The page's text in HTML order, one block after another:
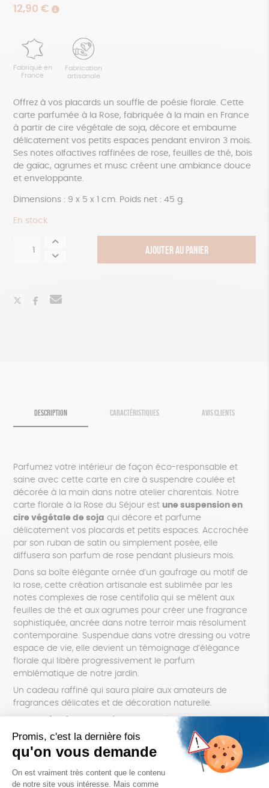
12,90 €
Fabriqué en
France
Fabrication
artisanale
Offrez à vos placards un souffle de poésie florale. Cette
carte parfumée à la Rose, fabriquée à la main en France
à partir de cire végétale de soja, décore et embaume
délicatement vos petits espaces pendant environ 3 mois.
Ses notes olfactives raffinées de rose, feuilles de thé, bois
de gaïac, agrumes et musc créent une ambiance douce
et enveloppante.
Dimensions : 9 x 5 x 1 cm. Poids net : 45 g.
En stock
la
AJOUTER AU PANIER
DESCRIPTION CARACTÉRISTIQUES AVIS CLIENTS
Parfumez votre intérieur de façon éco-responsable et
saine avec cette carte en cire à suspendre coulée et
décorée à la main dans notre atelier charentais. Notre
carte florale à la Rose du Séjour est une suspension en
cire végétale de soja qui décore et parfume
délicatement vos placards et petits espaces. Accrochée
par son ruban de satin ou simplement posée, elle
diffusera son parfum de rose pendant plusieurs mois.
Dans sa boîte élégante ornée d’un gaufrage au motif de
la rose, cette création artisanale est sublimée par les
notes complexes de rose centifolia qui se mêlent aux
feuilles de thé et aux agrumes pour créer une fragrance
sophistiquée, ancrée dans notre terroir mais résolument
contemporaine. Suspendue dans votre dressing ou votre
espace de vie, elle devient un témoignage d’élégance
florale qui libère progressivement le parfum
emblématique de notre jardin.
Un cadeau raffiné qui saura plaire aux amateurs de
fragrances délicates et de décoration naturelle.
: Rose, feuilles de thé, bois de gaïac, rose
centifolia, agrumes, musc
Caractéristiques :
Fabriqué à la main, en France